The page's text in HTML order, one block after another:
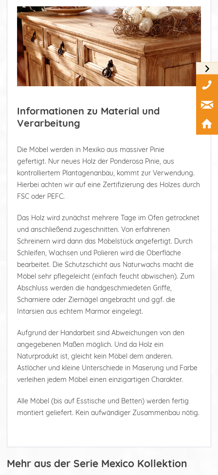
Informationen zu Material und
Verarbeitung
Die Möbel werden in Mexiko aus massiver Pinie
gefertigt. Nur neues Holz der Ponderosa Pinie, aus
kontrolliertem Plantagenanbau, kommt zur Verwendung.
Hierbei achten wir auf eine Zertifizierung des Holzes durch
FSC oder PEFC.
Das Holz wird zunächst mehrere Tage im Ofen getrocknet
und anschließend zugeschnitten. Von erfahrenen
Schreinern wird dann das Möbelstück angefertigt. Durch
Schleifen, Wachsen und Polieren wird die Oberfläche
bearbeitet. Die Schutzschicht aus Naturwachs macht die
Möbel sehr pflegeleicht (einfach feucht abwischen). Zum
Abschluss werden die handgeschmiedeten Griffe,
Scharniere oder Ziernägel angebracht und ggf. die
Intarsien aus echtem Marmor eingelegt.
Aufgrund der Handarbeit sind Abweichungen von den
angegebenen Maßen möglich. Und da Holz ein
Naturprodukt ist, gleicht kein Möbel dem anderen.
Astlöcher und kleine Unterschiede in Maserung und Farbe
verleihen jedem Möbel einen einzigartigen Charakter.
Alle Möbel (bis auf Esstische und Betten) werden fertig
montiert geliefert. Kein aufwändiger Zusammenbau nötig.
Mehr aus der Serie Mexico Kollektion